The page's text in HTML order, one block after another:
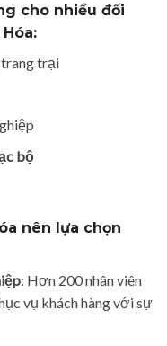
cho nhiều đối
trang trại
bộ
nên lựa chọn
: Hơn 200 nhân viên
vụ khách hàng với sự